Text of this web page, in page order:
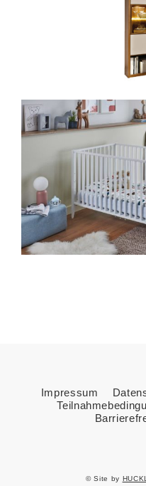
Impressum
© Site by